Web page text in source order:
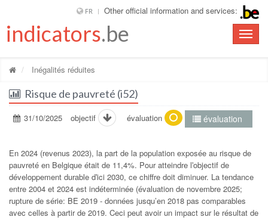
FR Other official information and services:
Toggle
indicators.be
Inégalités réduites
Risque de pauvreté (i52)
31/10/2025 objectif évaluation évaluation
En 2024 (revenus 2023), la part de la population exposée au risque de
pauvreté en Belgique était de 11,4%. Pour atteindre lʹobjectif de
développement durable dʹici 2030, ce chiffre doit diminuer. La tendance
entre 2004 et 2024 est indéterminée (évaluation de novembre 2025;
rupture de série: BE 2019 - données jusqu’en 2018 pas comparables
avec celles à partir de 2019. Ceci peut avoir un impact sur le résultat de